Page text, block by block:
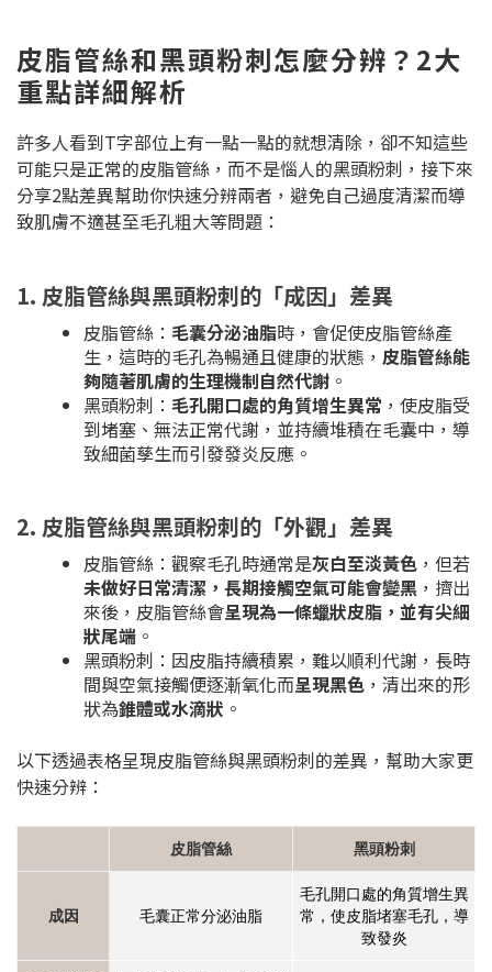
皮脂管絲和黑頭粉刺怎麼分辨？2大
重點詳細解析
許多人看到T字部位上有一點一點的就想清除，卻不知這些
可能只是正常的皮脂管絲，而不是惱人的黑頭粉刺，接下來
分享2點差異幫助你快速分辨兩者，避免自己過度清潔而導
致肌膚不適甚至毛孔粗大等問題：
1. 皮脂管絲與黑頭粉刺的「成因」差異
皮脂管絲： 毛囊分泌油脂時，會促使皮脂管絲產
生，這時的毛孔為暢通且健康的狀態， 皮脂管絲能
夠隨著肌膚的生理機制自然代謝 。
黑頭粉刺： 毛孔開口處的角質增生異常 ，使皮脂受
到堵塞、無法正常代謝，並持續堆積在毛囊中，導
致細菌孳生而引發發炎反應。
2. 皮脂管絲與黑頭粉刺的「外觀」差異
皮脂管絲：觀察毛孔時通常是灰白至淡黃色 ，但若
未做好日常清潔，長期接觸空氣可能會變黑 ，擠出
來後，皮脂管絲會呈現為一條蠟狀皮脂，並有尖細
狀尾端 。
黑頭粉刺：因皮脂持續積累，難以順利代謝，長時
間與空氣接觸便逐漸氧化而呈現黑色 ，清出來的形
狀為錐體或水滴狀 。
以下透過表格呈現皮脂管絲與黑頭粉刺的差異，幫助大家更
快速分辨：
皮脂管絲 黑頭粉刺
成因 毛囊正常分泌油脂
毛孔開口處的角質增生異
常，使皮脂堵塞毛孔，導
致發炎